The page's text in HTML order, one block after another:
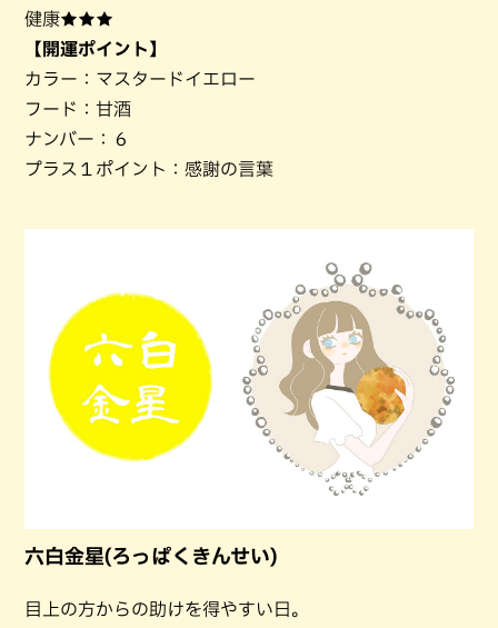
健康★★★
【開運ポイント】
カラー：マスタードイエロー
フード：甘酒
ナンバー：６
プラス１ポイント：感謝の言葉
六白金星(ろっぱくきんせい)
目上の方からの助けを得やすい日。